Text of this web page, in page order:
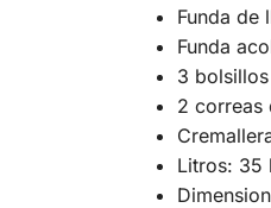
Funda de
Funda
3
2 correas
Litros: 35